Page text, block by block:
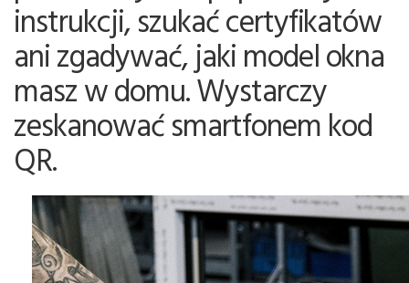
instrukcji, szukać certyfikatów
ani zgadywać, jaki model okna
masz w domu. Wystarczy
zeskanować smartfonem kod
QR.